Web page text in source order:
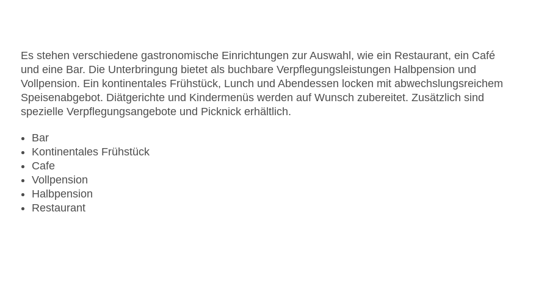
Es stehen verschiedene gastronomische Einrichtungen zur Auswahl, wie ein Restaurant, ein Café
und eine Bar. Die Unterbringung bietet als buchbare Verpflegungsleistungen Halbpension und
Vollpension. Ein kontinentales Frühstück, Lunch und Abendessen locken mit abwechslungsreichem
Speisenabgebot. Diätgerichte und Kindermenüs werden auf Wunsch zubereitet. Zusätzlich sind
spezielle Verpflegungsangebote und Picknick erhältlich.
Bar
Kontinentales Frühstück
Cafe
Vollpension
Halbpension
Restaurant